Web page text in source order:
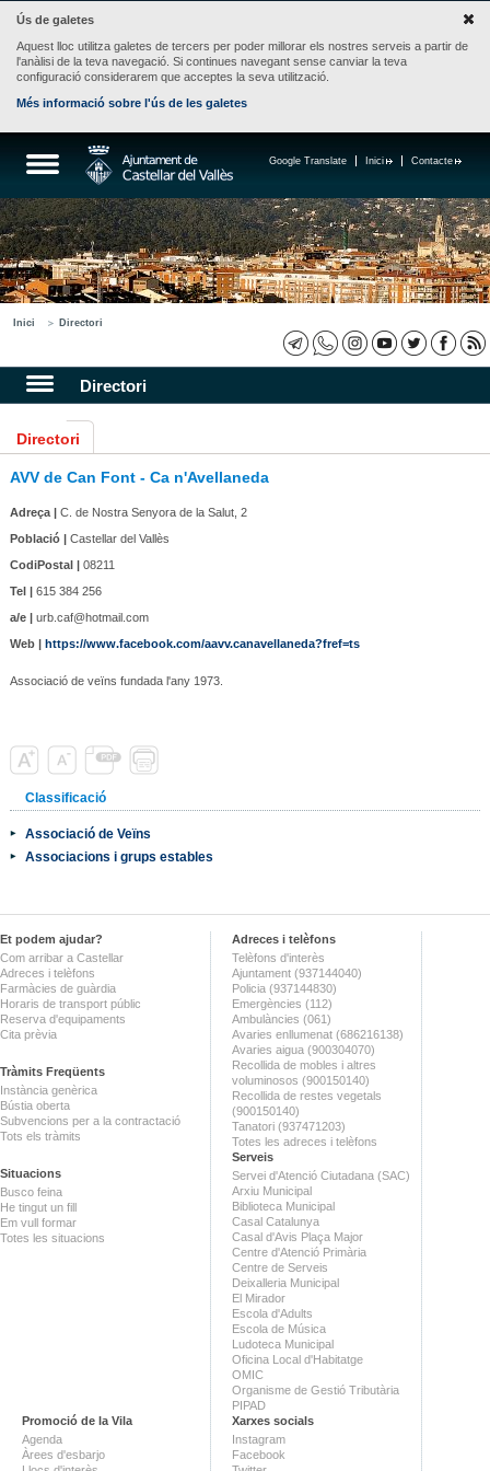
Ús de galetes
Aquest lloc utilitza galetes de tercers per poder millorar els nostres serveis a partir de
l'anàlisi de la teva navegació. Si continues navegant sense canviar la teva
configuració considerarem que acceptes la seva utilització.
Més informació sobre l'ús de les galetes
Contacte
Inici
Google Translate
Inici Directori
Directori
Directori
AVV de Can Font - Ca n'Avellaneda
Adreça |C. de Nostra Senyora de la Salut, 2
Població |Castellar del Vallès
CodiPostal |08211
Tel |615 384 256
a/e |urb.caf@hotmail.com
Web | https://www.facebook.com/aavv.canavellaneda?fref=ts
Associació de veïns fundada l'any 1973.
Classificació
Associació de Veïns
Associacions i grups estables
Et podem ajudar?
Com arribar a Castellar
Adreces i telèfons
Farmàcies de guàrdia
Horaris de transport públic
Reserva d'equipaments
Cita prèvia
Tràmits Freqüents
Instància genèrica
Bústia oberta
Subvencions per a la contractació
Tots els tràmits
Situacions
Busco feina
He tingut un fill
Em vull formar
Totes les situacions
Adreces i telèfons
Telèfons d'interès
Ajuntament (937144040)
Policia (937144830)
Emergències (112)
Ambulàncies (061)
Avaries enllumenat (686216138)
Avaries aigua (900304070)
Recollida de mobles i altres
voluminosos (900150140)
Recollida de restes vegetals
(900150140)
Tanatori (937471203)
Totes les adreces i telèfons
Serveis
Servei d'Atenció Ciutadana (SAC)
Arxiu Municipal
Biblioteca Municipal
Casal Catalunya
Casal d'Avis Plaça Major
Centre d'Atenció Primària
Centre de Serveis
Deixalleria Municipal
El Mirador
Escola d'Adults
Escola de Música
Ludoteca Municipal
Oficina Local d'Habitatge
OMIC
Organisme de Gestió Tributària
PIPAD
Promoció de la Vila
Agenda
Àrees d'esbarjo
Xarxes socials
Instagram
Facebook